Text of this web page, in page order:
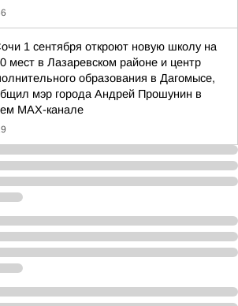
1 сентября откроют новую школу на
мест в Лазаревском районе и центр
образования в Дагомысе,
мэр города Андрей Прошунин в
MAX-канале